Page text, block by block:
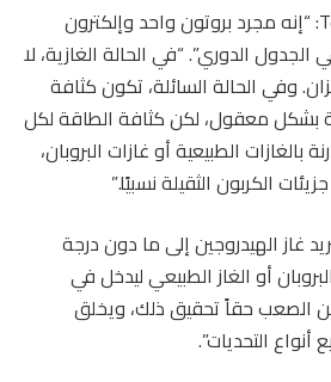
وقال لـ TechNewsWorld: “إنه مجرد بروتون واحد وإلكترون
الدوري”. “في الحالة الغازية، لا
وفي الحالة السائلة، تكون كثافة
بشكل معقول، لكن كثافة الطاقة لكل
الطبيعية أو غازات البروبان،
الكربون الثقيلة نسبيًا.”
غاز الهيدروجين إلى ما دون درجة
أو الغاز الطبيعي ليدخل في
الصعب حقاً تحقيق ذلك، ويخلق
التحديات”.